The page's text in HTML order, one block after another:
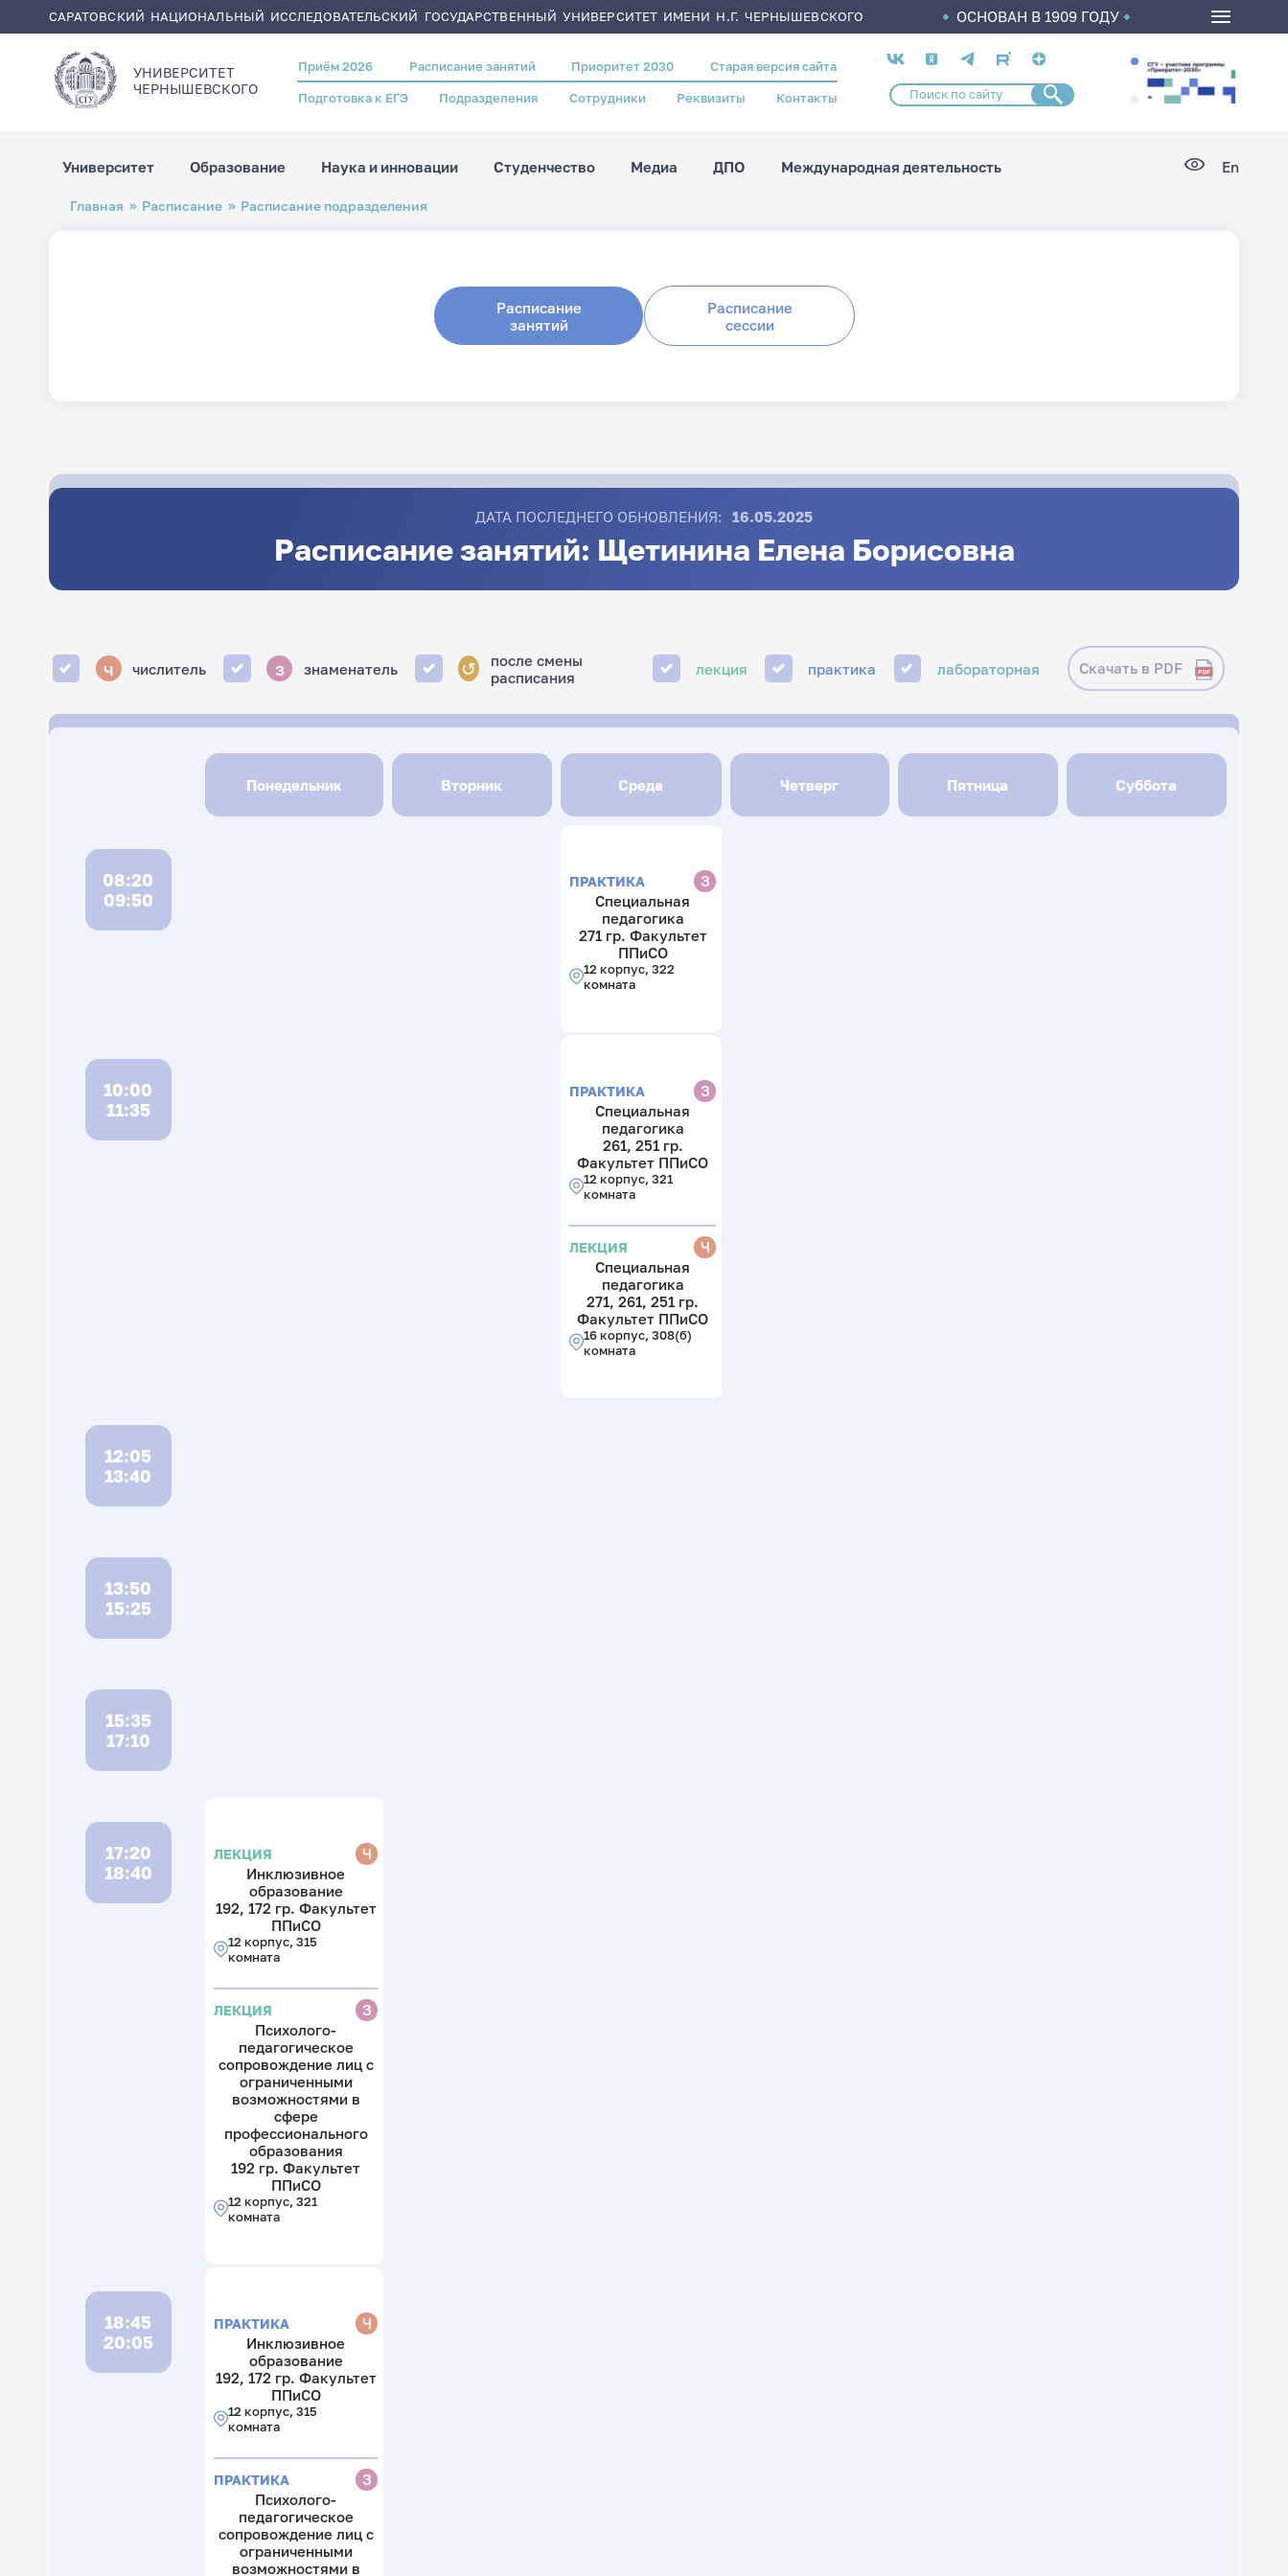
САРАТОВСКИЙ НАЦИОНАЛЬНЫЙ ИССЛЕДОВАТЕЛЬСКИЙ ГОСУДАРСТВЕННЫЙ УНИВЕРСИТЕТ ИМЕНИ Н.Г. ЧЕРНЫШЕВСКОГО ОСНОВАН В 1909 ГОДУ
УНИВЕРСИТЕТ
ЧЕРНЫШЕВСКОГO
Header
menu
Приём 2026 Расписание занятий Приоритет 2030 Старая версия сайта
Подготовка к ЕГЭ Подразделения Сотрудники Реквизиты Контакты
Социальные
сети
Университет Образование Наука и инновации Студенчество Медиа ДПО Международная деятельность En
Строка
навигации
Главная Расписание Расписание подразделения
Расписание
занятий
Расписание
сессии
ДАТА ПОСЛЕДНЕГО ОБНОВЛЕНИЯ: 16.05.2025
Расписание занятий: Щетинина Елена Борисовна
ч числитель з знаменатель ↺
после смены
расписания
лекция практика лабораторная Скачать в PDF
Понедельник Вторник Среда Четверг Пятница Суббота
08:20
09:50
ПРАКТИКА
З
Специальная
педагогика
271 гр. Факультет
ППиСО
12 корпус, 322
комната
10:00
11:35
ПРАКТИКА
З
Специальная
педагогика
261, 251 гр.
Факультет ППиСО
12 корпус, 321
комната
ЛЕКЦИЯ
Ч
Специальная
педагогика
271, 261, 251 гр.
Факультет ППиСО
16 корпус, 308(б)
комната
12:05
13:40
13:50
15:25
15:35
17:10
17:20
18:40
ЛЕКЦИЯ
Ч
Инклюзивное
образование
192, 172 гр. Факультет
ППиСО
12 корпус, 315
комната
ЛЕКЦИЯ
З
Психолого-
педагогическое
сопровождение лиц с
ограниченными
возможностями в
сфере
профессионального
образования
192 гр. Факультет
ППиСО
12 корпус, 321
комната
18:45
20:05
ПРАКТИКА
Ч
Инклюзивное
образование
192, 172 гр. Факультет
ППиСО
12 корпус, 315
комната
ПРАКТИКА
З
Психолого-
педагогическое
сопровождение лиц с
ограниченными
возможностями в